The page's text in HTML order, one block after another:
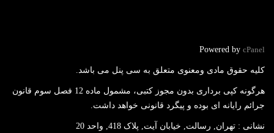
Powered by cPanel
کلیه حقوق مادی ومعنوی متعلق به سی پنل می باشد.
هرگونه کپی برداری بدون مجوز کتبی، مشمول ماده 12 فصل سوم قانون
جرائم رایانه ای بوده و پیگرد قانونی خواهد داشت.
نشانی : تهران, رسالت, خیابان آیت, پلاک 418, واحد 20